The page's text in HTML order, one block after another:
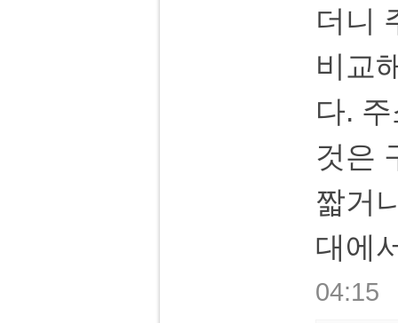
더니
비교
다.
것은
짧거
대에
04:15